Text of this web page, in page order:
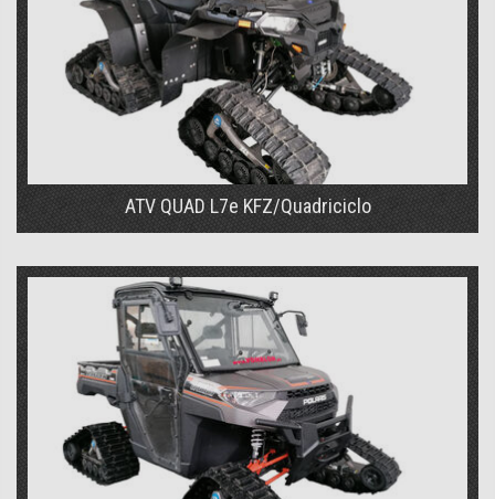
ATV QUAD L7e KFZ/Quadriciclo